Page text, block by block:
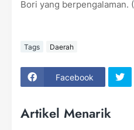
Bori yang berpengalaman. (
Tags Daerah
Facebook
Artikel Menarik